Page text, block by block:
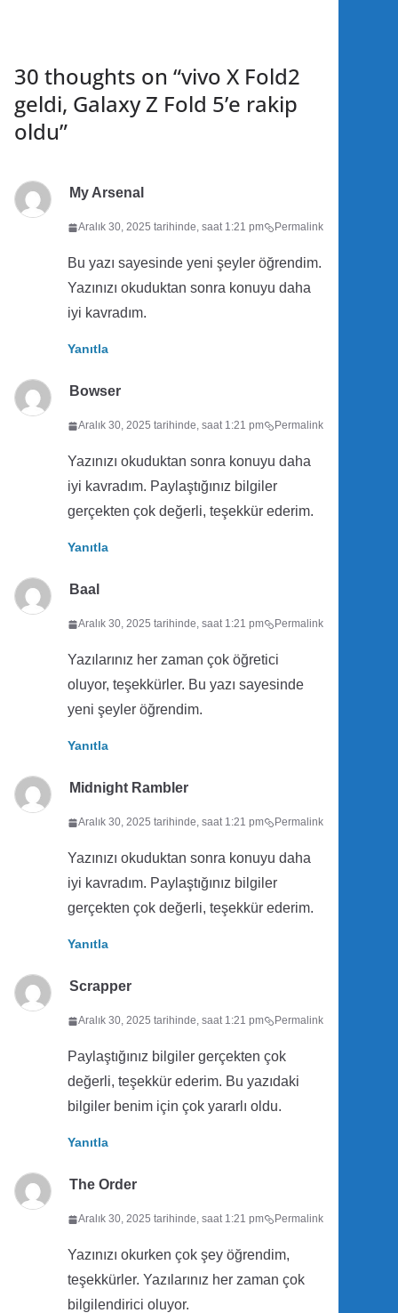
30 thoughts on “vivo X Fold2
geldi, Galaxy Z Fold 5’e rakip
oldu”
My Arsenal
Aralık 30, 2025 tarihinde, saat 1:21 pm Permalink
Bu yazı sayesinde yeni şeyler öğrendim.
Yazınızı okuduktan sonra konuyu daha
iyi kavradım.
Yanıtla
Bowser
Aralık 30, 2025 tarihinde, saat 1:21 pm Permalink
Yazınızı okuduktan sonra konuyu daha
iyi kavradım. Paylaştığınız bilgiler
gerçekten çok değerli, teşekkür ederim.
Yanıtla
Baal
Aralık 30, 2025 tarihinde, saat 1:21 pm Permalink
Yazılarınız her zaman çok öğretici
oluyor, teşekkürler. Bu yazı sayesinde
yeni şeyler öğrendim.
Yanıtla
Midnight Rambler
Aralık 30, 2025 tarihinde, saat 1:21 pm Permalink
Yazınızı okuduktan sonra konuyu daha
iyi kavradım. Paylaştığınız bilgiler
gerçekten çok değerli, teşekkür ederim.
Yanıtla
Scrapper
Aralık 30, 2025 tarihinde, saat 1:21 pm Permalink
Paylaştığınız bilgiler gerçekten çok
değerli, teşekkür ederim. Bu yazıdaki
bilgiler benim için çok yararlı oldu.
Yanıtla
The Order
Aralık 30, 2025 tarihinde, saat 1:21 pm Permalink
Yazınızı okurken çok şey öğrendim,
teşekkürler. Yazılarınız her zaman çok
bilgilendirici oluyor.